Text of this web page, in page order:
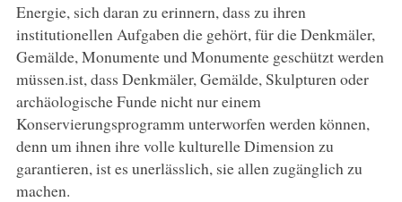
Energie, sich daran zu erinnern, dass zu ihren
institutionellen Aufgaben die gehört, für die Denkmäler,
Gemälde, Monumente und Monumente geschützt werden
müssen.ist, dass Denkmäler, Gemälde, Skulpturen oder
archäologische Funde nicht nur einem
Konservierungsprogramm unterworfen werden können,
denn um ihnen ihre volle kulturelle Dimension zu
garantieren, ist es unerlässlich, sie allen zugänglich zu
machen.